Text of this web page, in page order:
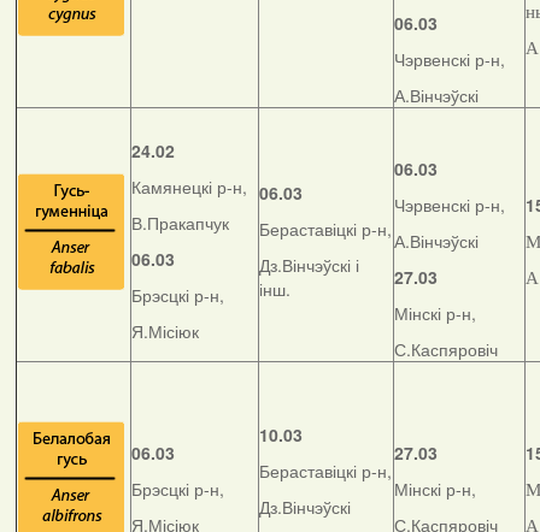
06.03
Чэрвенскі р-н,
А.Вінчэўскі
24.02
Камянецкі р-н,
В.Пракапчук
06.03
Брэсцкі р-н,
Я.Місіюк
06.03
Бераставіцкі р-н,
Дз.Вінчэўскі і
інш.
06.03
Чэрвенскі р-н,
А.Вінчэўскі
27.03
Мінскі р-н,
С.Каспяровіч
06.03
Брэсцкі р-н,
Я.Місіюк
10.03
Бераставіцкі р-н,
Дз.Вінчэўскі
27.03
Мінскі р-н,
С.Каспяровіч